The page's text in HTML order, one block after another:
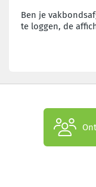
Ben je
te loggen, de